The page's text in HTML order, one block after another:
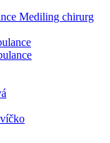
Mediling chirurg